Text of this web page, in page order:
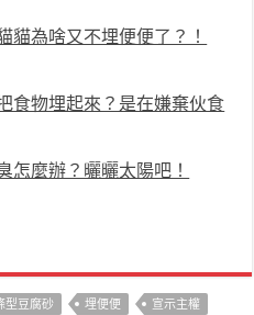
貓為啥又不埋便便了？！
食物埋起來？是在嫌棄伙食
怎麼辦？曬曬太陽吧！
型豆腐砂 埋便便
宣示主權